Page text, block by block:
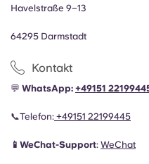
Havelstraße 9–13
64295 Darmstadt
Kontakt
💬 WhatsApp: +49151
📞Telefon: +49151 22199445
📱WeChat-Support: WeChat